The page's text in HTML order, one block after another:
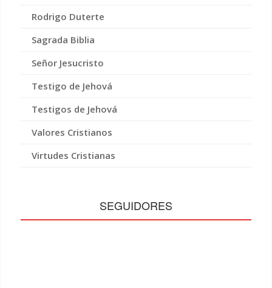
Rodrigo Duterte
Sagrada Biblia
Señor Jesucristo
Testigo de Jehová
Testigos de Jehová
Valores Cristianos
Virtudes Cristianas
SEGUIDORES